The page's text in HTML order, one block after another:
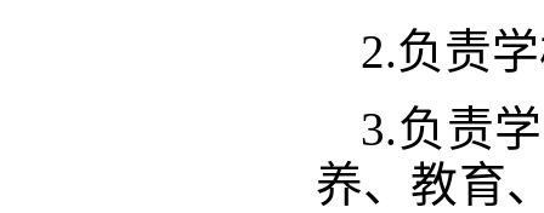
2.负责
3.负责
养、教育